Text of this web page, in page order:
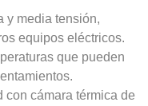
y media tensión,
equipos eléctricos.
que pueden
con cámara térmica de